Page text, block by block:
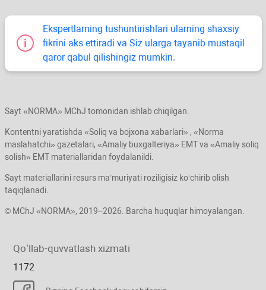
Ekspertlarning tushuntirishlari ularning shaхsiy
fikrini aks ettiradi va Siz ularga tayanib mustaqil
qaror qabul qilishingiz mumkin.
Sayt «NORMA» MChJ tomonidan ishlab chiqilgan.
Kontentni yaratishda «Soliq va bojхona хabarlari» , «Norma
maslahatchi» gazetalari, «Amaliy buхgalteriya» EMT va «Amaliy soliq
solish» EMT materiallaridan foydalanildi.
Sayt materiallarini resurs ma’muriyati roziligisiz koʻchirib olish
taqiqlanadi.
© MChJ «NORMA», 2019–2026. Barcha huquqlar himoyalangan.
Qoʻllab-quvvatlash хizmati
1172